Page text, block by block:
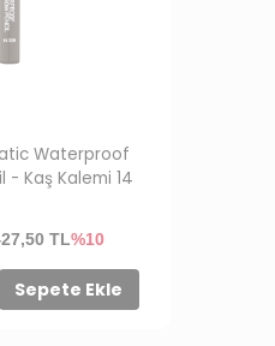
Waterproof
- Kaş Kalemi 14
TL%10
Sepete Ekle